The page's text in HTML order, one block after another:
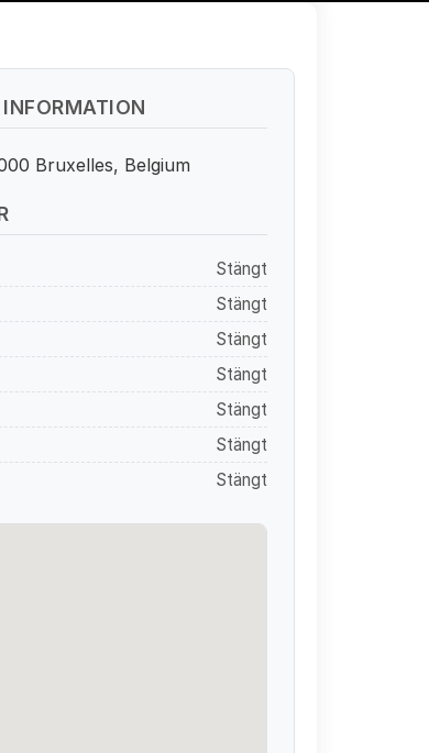
Bruxelles, Belgium
Stängt
Stängt
Stängt
Stängt
Stängt
Stängt
Stängt